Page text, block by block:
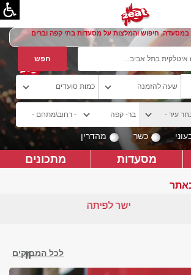
חיפוש והמלצות על מסעדות בתי קפה וברים
כשר מהדרין
מסעדות מתכונים
ישר לפיתה
לכל המבזקים